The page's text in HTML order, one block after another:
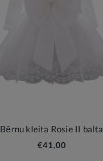
Bērnu kleita Rosie II balta
€41,00